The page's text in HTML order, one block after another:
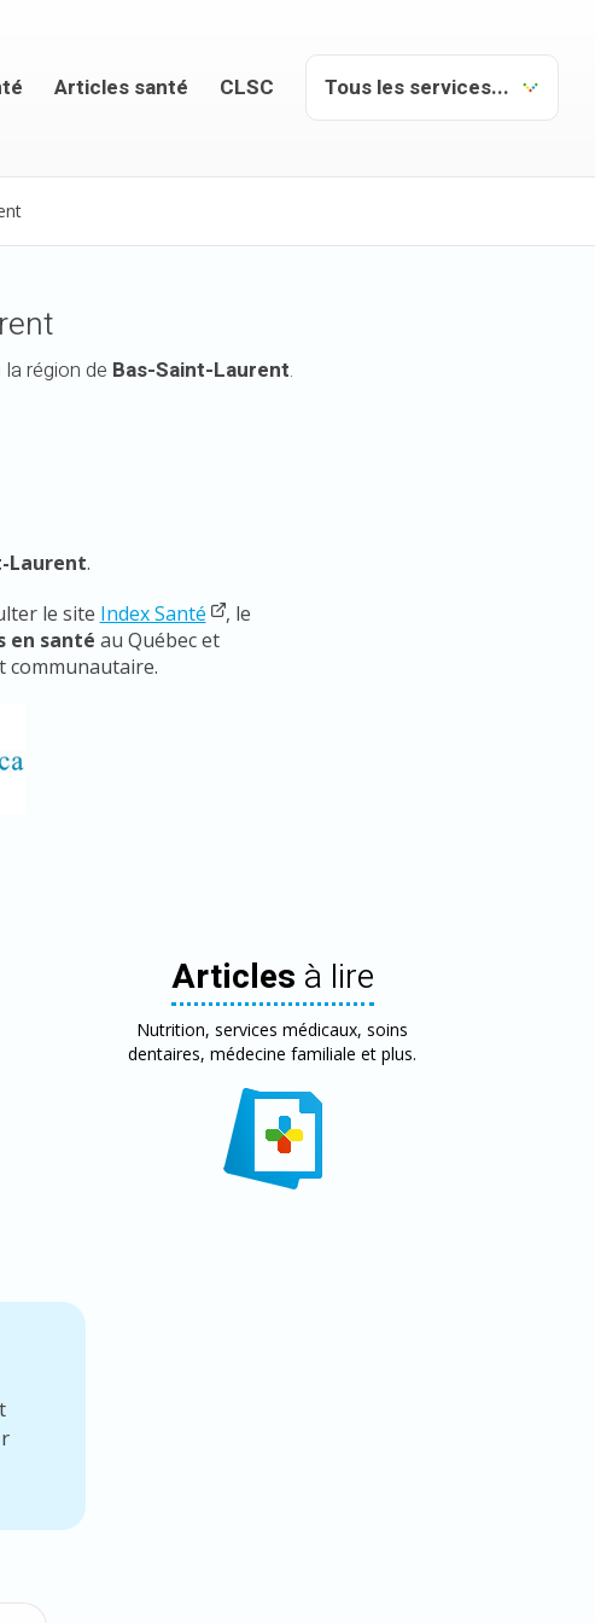
Articles santé CLSC
la région de Bas-Saint-Laurent.
Laurent.
le site Index Santé
, le
en santé au Québec et
communautaire.
Articles à lire
Nutrition, services médicaux, soins
dentaires, médecine familiale et plus.